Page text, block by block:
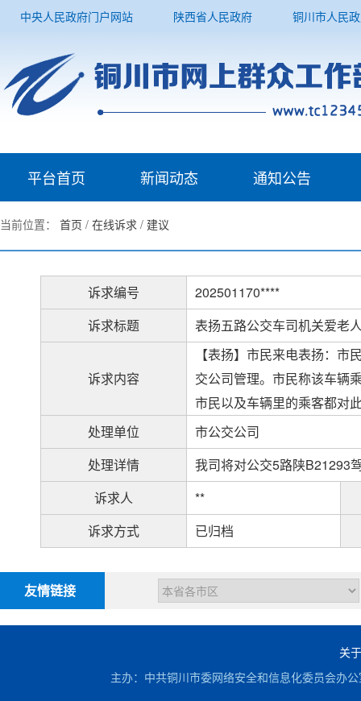
中央人民政府门户网站 陕西省人民政府 铜川市人民
平台首页 新闻动态 通知公告
当前位置： 首页 / 在线诉求 / 建议
诉求编号
202501170****
诉求标题
表扬五路公交车司机关爱老
诉求内容
【表扬】市民来电表扬：
交公司管理。市民称该车辆
市民以及车辆里的乘客都对
处理单位
市公交公司
处理详情
我司将对公交5路陕B21293
诉求人
**
诉求方式
已归档
友情链接
关
主办：中共铜川市委网络安全和信息化委员会办